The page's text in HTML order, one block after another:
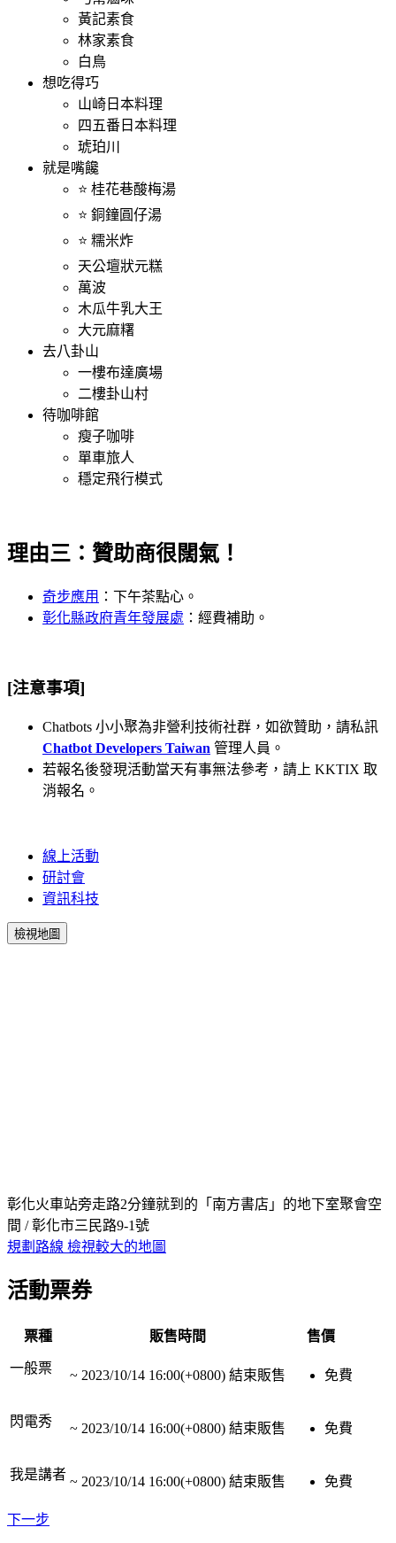
黃記素食
林家素食
白鳥
想吃得巧
山崎日本料理
四五番日本料理
琥珀川
就是嘴饞
⭐ 桂花巷酸梅湯
⭐ 銅鐘圓仔湯
⭐ 糯米炸
天公壇狀元糕
萬波
木瓜牛乳大王
大元麻糬
去八卦山
一樓布達廣場
二樓卦山村
待咖啡館
瘦子咖啡
單車旅人
穩定飛行模式
理由三：贊助商很闊氣！
奇步應用 ：下午茶點心。
彰化縣政府青年發展處 ：經費補助。
[注意事項]
Chatbots 小小聚為非營利技術社群，如欲贊助，請私訊
Chatbot Developers Taiwan 管理人員。
若報名後發現活動當天有事無法參考，請上 KKTIX 取
消報名。
線上活動
研討會
資訊科技
檢視地圖
彰化火車站旁走路2分鐘就到的「南方書店」的地下室聚會空
間 / 彰化市三民路9-1號
規劃路線 檢視較大的地圖
活動票券
票種 販售時間 售價
一般票 ~ 2023/10/14 16:00(+0800) 結束販售 免費
閃電秀 ~ 2023/10/14 16:00(+0800) 結束販售 免費
我是講者 ~ 2023/10/14 16:00(+0800) 結束販售 免費
下一步